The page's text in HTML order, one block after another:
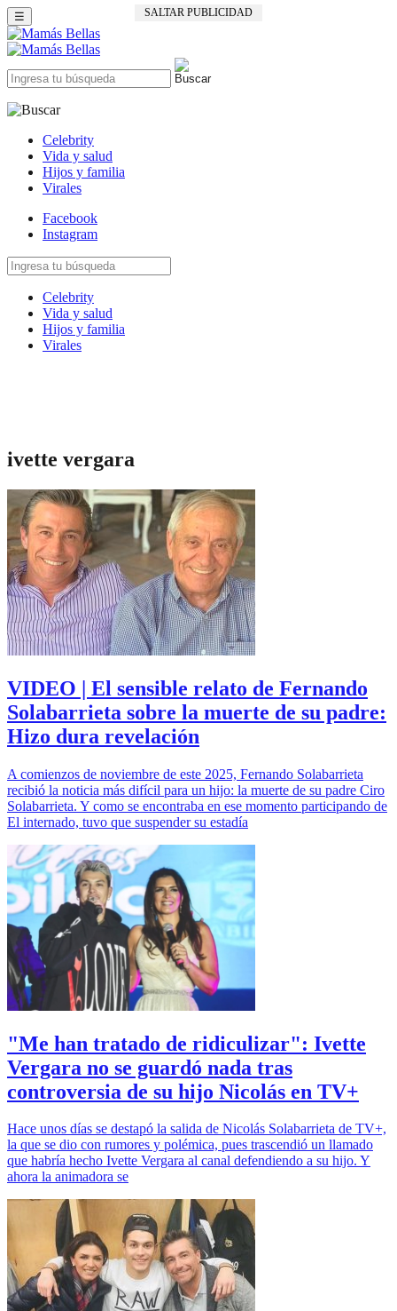
SALTAR PUBLICIDAD
☰
Celebrity
Vida y salud
Hijos y familia
Virales
Facebook
Instagram
Celebrity
Vida y salud
Hijos y familia
Virales
ivette vergara
VIDEO | El sensible relato de Fernando
Solabarrieta sobre la muerte de su padre:
Hizo dura revelación
A comienzos de noviembre de este 2025, Fernando Solabarrieta
recibió la noticia más difícil para un hijo: la muerte de su padre Ciro
Solabarrieta. Y como se encontraba en ese momento participando de
El internado, tuvo que suspender su estadía
"Me han tratado de ridiculizar": Ivette
Vergara no se guardó nada tras
controversia de su hijo Nicolás en TV+
Hace unos días se destapó la salida de Nicolás Solabarrieta de TV+,
la que se dio con rumores y polémica, pues trascendió un llamado
que habría hecho Ivette Vergara al canal defendiendo a su hijo. Y
ahora la animadora se